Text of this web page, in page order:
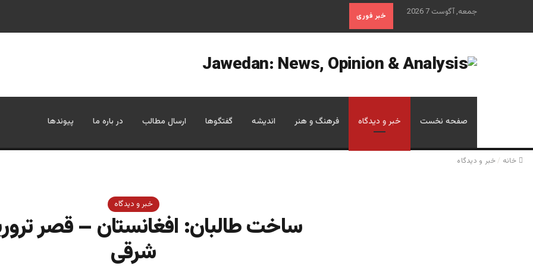
جمعه, آگوست 7 2026 خبر فوری
صفحه نخست خبر و دیدگاه فرهنگ و هنر اندیشه گفتگوها ارسال مطالب در باره ما پیوندها
خانه /خبر و دیدگاه
خبر و دیدگاه
ساخت طالبان: افغانستان – قصر
شرقی